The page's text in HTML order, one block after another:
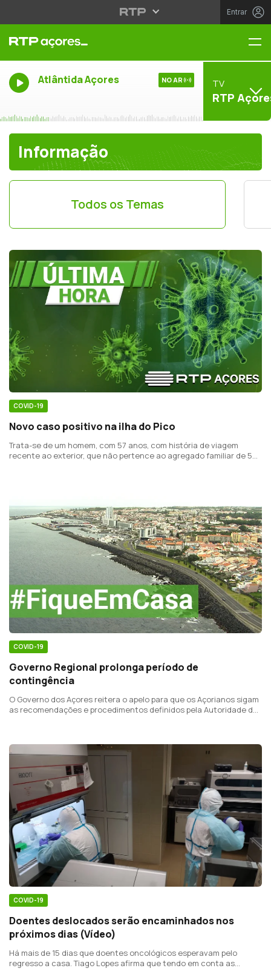
Entrar
Atlântida Açores NO AR TV
RTP
Informação
Todos os Temas
COVID-19
Novo caso positivo na ilha do Pico
Trata-se de um homem, com 57 anos, com história de viagem
recente ao exterior, que não pertence ao agregado familiar de 5
COVID-19
Governo Regional prolonga período de
contingência
O Governo dos Açores reitera o apelo para que os Açorianos sigam
as recomendações e procedimentos definidos pela Autoridade de
COVID-19
Doentes deslocados serão encaminhados nos
próximos dias (Vídeo)
Há mais de 15 dias que doentes oncológicos esperavam pelo
regresso a casa. Tiago Lopes afirma que tendo em conta as